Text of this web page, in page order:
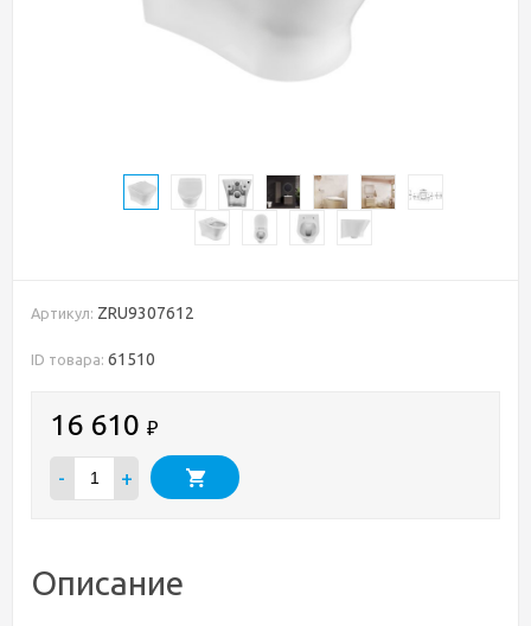
Артикул: ZRU9307612
ID товара: 61510
16 610 ₽
- +
Описание